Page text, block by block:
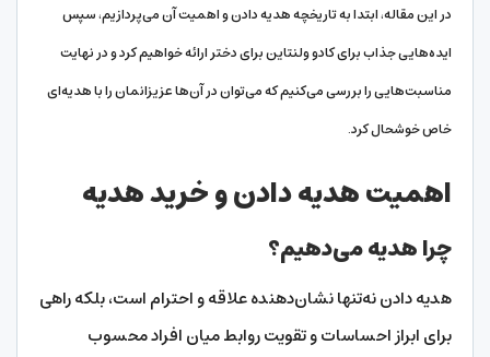
در این مقاله، ابتدا به تاریخچه هدیه دادن و اهمیت آن می‌پردازیم، سپس
ایده‌هایی جذاب برای کادو ولنتاین برای دختر ارائه خواهیم کرد و در نهایت
مناسبت‌هایی را بررسی می‌کنیم که می‌توان در آن‌ها عزیزانمان را با هدیه‌ای
خاص خوشحال کرد.
اهمیت هدیه دادن و خرید هدیه
چرا هدیه می‌دهیم؟
هدیه دادن نه‌تنها نشان‌دهنده علاقه و احترام است، بلکه راهی
برای ابراز احساسات و تقویت روابط میان افراد محسوب